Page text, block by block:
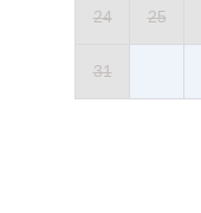
24 25
31